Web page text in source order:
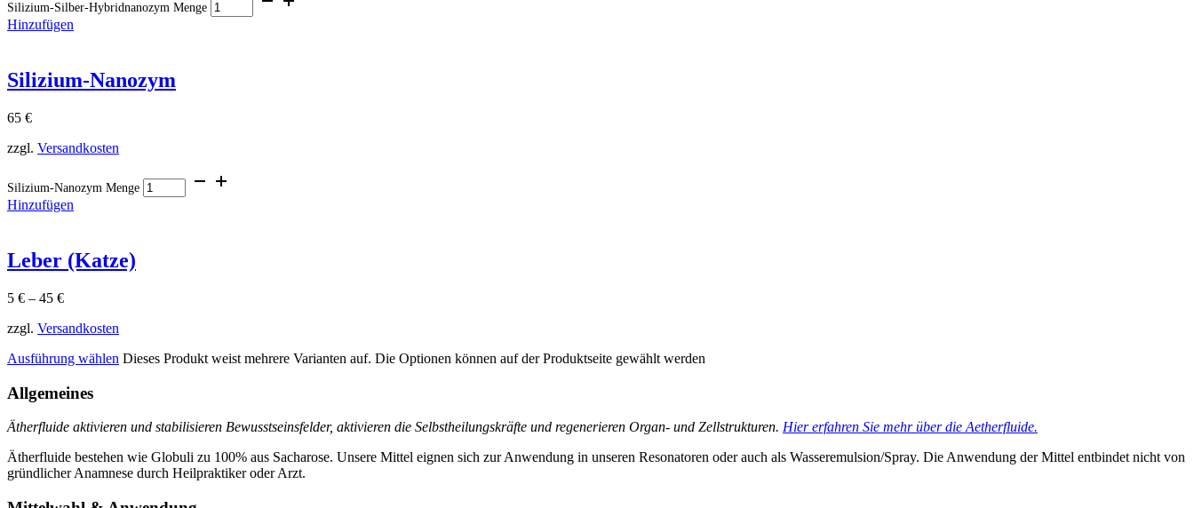
Silizium-Silber-Hybridnanozym Menge
Hinzufügen
Silizium-Nanozym
65 €
zzgl. Versandkosten
Silizium-Nanozym Menge
Hinzufügen
Leber (Katze)
5 € – 45 €
zzgl. Versandkosten
Ausführung wählen Dieses Produkt weist mehrere Varianten auf. Die Optionen können auf der Produktseite gewählt werden
Allgemeines
Ätherfluide aktivieren und stabilisieren Bewusstseinsfelder, aktivieren die Selbstheilungskräfte und regenerieren Organ- und Zellstrukturen. Hier erfahren Sie mehr über die Aetherfluide.
Ätherfluide bestehen wie Globuli zu 100% aus Sacharose. Unsere Mittel eignen sich zur Anwendung in unseren Resonatoren oder auch als Wasseremulsion/Spray. Die Anwendung der Mittel entbindet nicht von
gründlicher Anamnese durch Heilpraktiker oder Arzt.